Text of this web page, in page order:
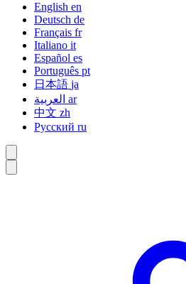
English en
Deutsch de
Français fr
Italiano it
Español es
Português pt
日本語 ja
ar
中文 zh
Русский ru